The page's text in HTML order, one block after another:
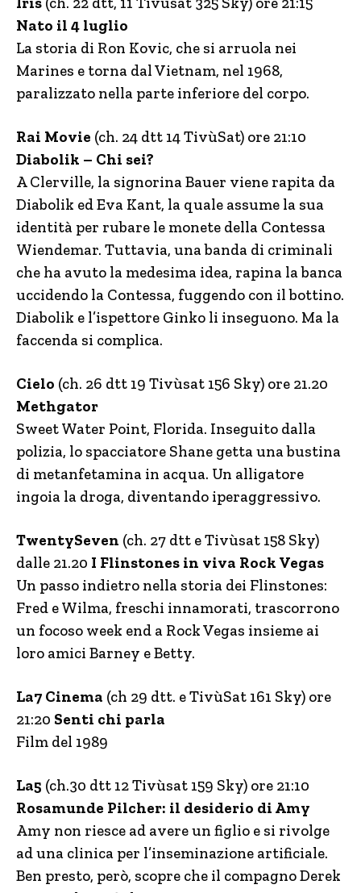
Nato il 4 luglio
La storia di Ron Kovic, che si arruola nei
Marines e torna dal Vietnam, nel 1968,
paralizzato nella parte inferiore del corpo.
Rai Movie (ch. 24 dtt 14 TivùSat) ore 21:10
Diabolik – Chi sei?
A Clerville, la signorina Bauer viene rapita da
Diabolik ed Eva Kant, la quale assume la sua
identità per rubare le monete della Contessa
Wiendemar. Tuttavia, una banda di criminali
che ha avuto la medesima idea, rapina la banca
uccidendo la Contessa, fuggendo con il bottino.
Diabolik e l’ispettore Ginko li inseguono. Ma la
faccenda si complica.
Cielo (ch. 26 dtt 19 Tivùsat 156 Sky) ore 21.20
Methgator
Sweet Water Point, Florida. Inseguito dalla
polizia, lo spacciatore Shane getta una bustina
di metanfetamina in acqua. Un alligatore
ingoia la droga, diventando iperaggressivo.
TwentySeven (ch. 27 dtt e Tivùsat 158 Sky)
dalle 21.20 I Flinstones in viva Rock Vegas
Un passo indietro nella storia dei Flinstones:
Fred e Wilma, freschi innamorati, trascorrono
un focoso week end a Rock Vegas insieme ai
loro amici Barney e Betty.
La7 Cinema (ch 29 dtt. e TivùSat 161 Sky) ore
21:20 Senti chi parla
Film del 1989
La5 (ch.30 dtt 12 Tivùsat 159 Sky) ore 21:10
Rosamunde Pilcher: il desiderio di Amy
Amy non riesce ad avere un figlio e si rivolge
ad una clinica per l’inseminazione artificiale.
Ben presto, però, scopre che il compagno Derek